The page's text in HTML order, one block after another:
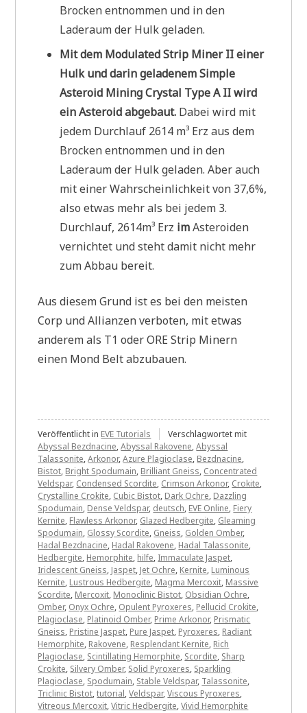
Brocken entnommen und in den
Laderaum der Hulk geladen.
Mit dem Modulated Strip Miner II einer
Hulk und darin geladenem Simple
Asteroid Mining Crystal Type A II wird
ein Asteroid abgebaut. Dabei wird mit
jedem Durchlauf 2614 m³ Erz aus dem
Brocken entnommen und in den
Laderaum der Hulk geladen. Aber auch
mit einer Wahrscheinlichkeit von 37,6%,
also etwas mehr als bei jedem 3.
Durchlauf, 2614m³ Erz imAsteroiden
vernichtet und steht damit nicht mehr
zum Abbau bereit.
Aus diesem Grund ist es bei den meisten
Corp und Allianzen verboten, mit etwas
anderem als T1 oder ORE Strip Minern
einen Mond Belt abzubauen.
Veröffentlicht in EVE Tutorials
Verschlagwortet mit
Abyssal Bezdnacine,Abyssal Rakovene,Abyssal
Talassonite,Arkonor,Azure Plagioclase, Bezdnacine,
Bistot, Bright Spodumain, Brilliant Gneiss, Concentrated
Veldspar, Condensed Scordite, Crimson Arkonor, Crokite,
Crystalline Crokite, Cubic Bistot, Dark Ochre, Dazzling
Spodumain, Dense Veldspar, deutsch, EVE Online, Fiery
Kernite, Flawless Arkonor, Glazed Hedbergite, Gleaming
Spodumain, Glossy Scordite, Gneiss, Golden Omber,
Hadal Bezdnacine, Hadal Rakovene, Hadal Talassonite,
Hedbergite, Hemorphite, hilfe, Immaculate Jaspet,
Iridescent Gneiss, Jaspet, Jet Ochre, Kernite, Luminous
Kernite, Lustrous Hedbergite, Magma Mercoxit, Massive
Scordite, Mercoxit, Monoclinic Bistot, Obsidian Ochre,
Omber, Onyx Ochre, Opulent Pyroxeres, Pellucid Crokite,
Plagioclase, Platinoid Omber, Prime Arkonor, Prismatic
Gneiss, Pristine Jaspet, Pure Jaspet, Pyroxeres, Radiant
Hemorphite, Rakovene, Resplendant Kernite, Rich
Plagioclase, Scintillating Hemorphite, Scordite, Sharp
Crokite, Silvery Omber, Solid Pyroxeres, Sparkling
Plagioclase, Spodumain, Stable Veldspar, Talassonite,
Triclinic Bistot,tutorial,Veldspar,Viscous Pyroxeres,
Vitreous Mercoxit,Vitric Hedbergite,Vivid Hemorphite